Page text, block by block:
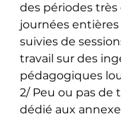
des périodes très
journées
suivies de
travail sur des
pédagogiques
2/ Peu ou pas de
dédié aux